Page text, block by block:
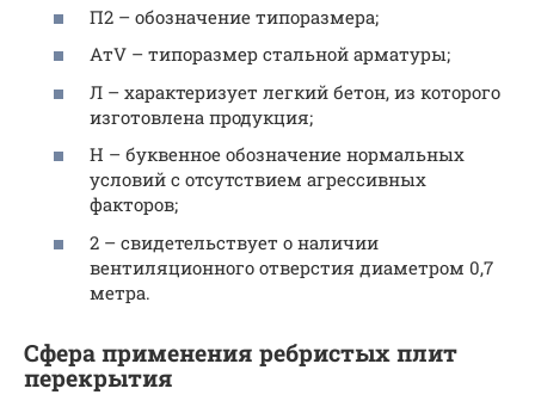
П2 – обозначение типоразмера;
АтV – типоразмер стальной арматуры;
Л – характеризует легкий бетон, из которого
изготовлена продукция;
Н – буквенное обозначение нормальных
условий с отсутствием агрессивных
факторов;
2 – свидетельствует о наличии
вентиляционного отверстия диаметром 0,7
метра.
Сфера применения ребристых плит
перекрытия